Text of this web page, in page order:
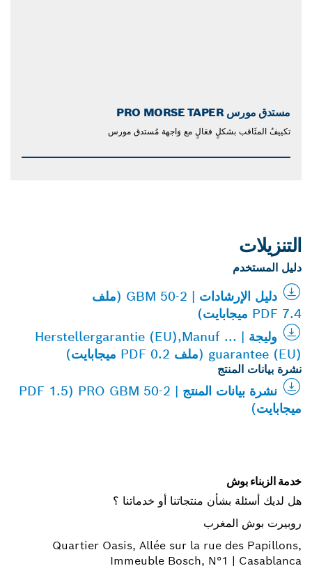
مستدق مورس PRO MORSE TAPER
تكييفُ المثَاقب بشكلٍ فعَالٍ مع وَاجهة مُستدق مورس
التنزيلات
دليل المستخدم
دليل الإرشادات | GBM 50-2 (ملف
PDF 7.4 ميجابايت)
وليجة | Herstellergarantie (EU),Manuf ...
guarantee (EU) (ملف PDF 0.2 ميجابايت)
نشرة بيانات المنتج
نشرة بيانات المنتج | PRO GBM 50-2 (PDF 1.5
ميجابايت)
خدمة الزبناء بوش
هل لديك أسئلة بشأن منتجاتنا أو خدماتنا ؟
روبيرت بوش المغرب
Quartier Oasis, Allée sur la rue des Papillons,
Immeuble Bosch, N°1 | Casablanca